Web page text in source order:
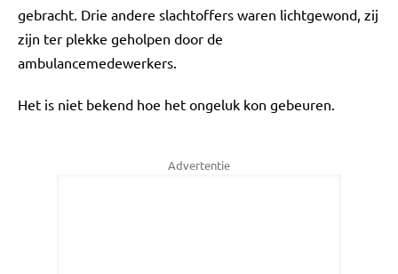
gebracht. Drie andere slachtoffers waren lichtgewond, zij
zijn ter plekke geholpen door de
ambulancemedewerkers.
Het is niet bekend hoe het ongeluk kon gebeuren.
Advertentie